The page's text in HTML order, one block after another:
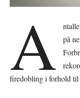
A
på
firedobling i forhold til